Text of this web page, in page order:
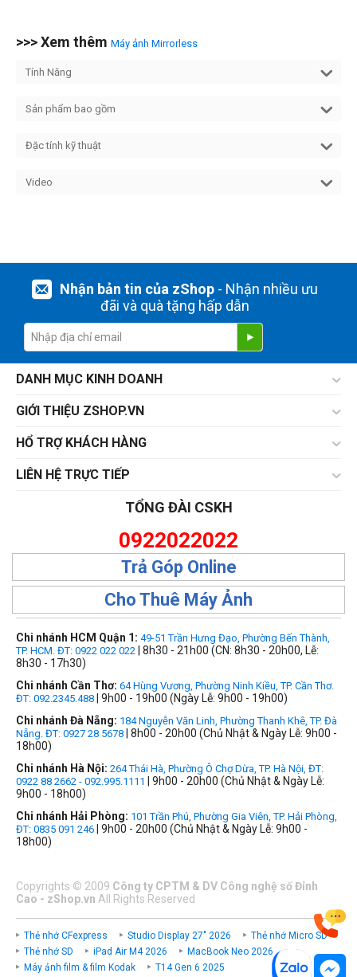
>>> Xem thêm Máy ảnh Mirrorless
Tính Năng
Sản phẩm bao gồm
Đặc tính kỹ thuật
Video
Nhận bản tin của zShop- Nhận nhiều ưu
đãi và quà tặng hấp dẫn
DANH MỤC KINH DOANH
GIỚI THIỆU ZSHOP.VN
HỔ TRỢ KHÁCH HÀNG
LIÊN HỆ TRỰC TIẾP
TỔNG ĐÀI CSKH
0922022022
Trả Góp Online
Cho Thuê Máy Ảnh
Chi nhánh HCM Quận 1: 49-51 Trần Hưng Đạo, Phường Bến Thành,
TP. HCM. ĐT: 0922 022 022 | 8h30 - 21h00 (CN: 8h30 - 20h00, Lễ:
8h30 - 17h30)
Chi nhánh Cần Thơ: 64 Hùng Vương, Phường Ninh Kiều, TP. Cần Thơ.
ĐT: 092.2345.488 | 9h00 - 19h00 (Ngày Lễ: 9h00 - 19h00)
Chi nhánh Đà Nẵng: 184 Nguyễn Văn Linh, Phường Thanh Khê, TP. Đà
Nẵng. ĐT: 0927 28 5678 | 8h00 - 20h00 (Chủ Nhật & Ngày Lễ: 9h00 -
18h00)
Chi nhánh Hà Nội: 264 Thái Hà, Phường Ô Chợ Dừa, TP. Hà Nội, ĐT:
0922 88 2662 - 092.995.1111
| 9h00 - 20h00 (Chủ Nhật & Ngày Lễ:
9h00 - 18h00)
Chi nhánh Hải Phòng: 101 Trần Phú, Phường Gia Viên, TP. Hải Phòng,
ĐT: 0835 091 246 | 9h00 - 20h00 (Chủ Nhật & Ngày Lễ: 9h00 -
18h00)
Copyrights © 2009 Công ty CPTM & DV Công nghệ số Đỉnh
Cao - zShop.vn All Rights Reserved
Thẻ nhớ CFexpress Studio Display 27" 2026
Thẻ nhớ Micro SD
Thẻ nhớ SD
iPad Air M4 2026
MacBook Neo 2026
Máy ảnh film & film Kodak
T14 Gen 6 2025